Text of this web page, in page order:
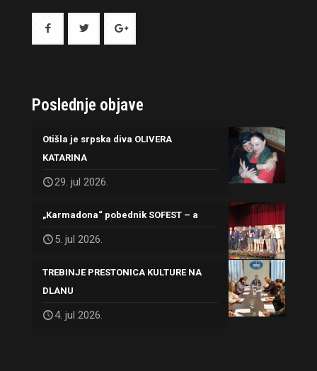
Poslednje objave
Otišla je srpska diva OLIVERA
KATARINA
29. jul 2026.
„Karmadona“ pobednik SOFEST – a
5. jul 2026.
TREBINJE PRESTONICA KULTURE NA
DLANU
4. jul 2026.